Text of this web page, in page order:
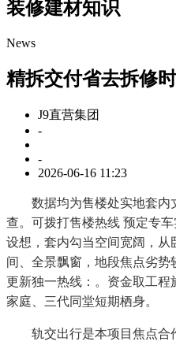
装修建材知识
News
精拆交付省去拆修
J9直营集团
-
-
2026-06-16 11:23
数据均为售楼处实地套内
查。可拨打售楼热线 预定专
设想，套内勾当空间宽阔，
间、全景飘窗，地段焦点劣势
更新独一热线：。资金取工
家庭、三代同堂短期栖身。
轨交出行是本项目焦点合